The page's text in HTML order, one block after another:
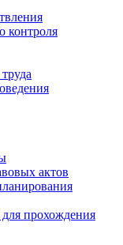
контроля
актов
прохождения